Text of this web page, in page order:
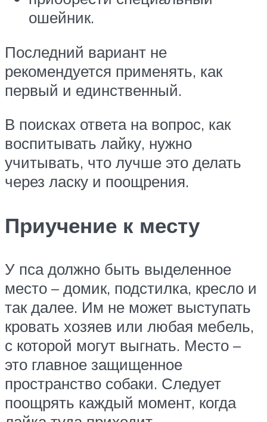
ошейник.
Последний вариант не
рекомендуется применять, как
первый и единственный.
В поисках ответа на вопрос, как
воспитывать лайку, нужно
учитывать, что лучше это делать
через ласку и поощрения.
Приучение к месту
У пса должно быть выделенное
место – домик, подстилка, кресло и
так далее. Им не может выступать
кровать хозяев или любая мебель,
с которой могут выгнать. Место –
это главное защищенное
пространство собаки. Следует
поощрять каждый момент, когда